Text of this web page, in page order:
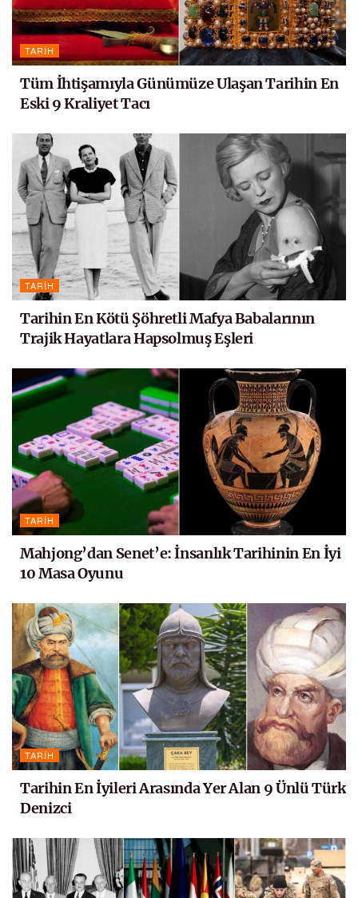
TARIH
Tüm İhtişamıyla Günümüze Ulaşan Tarihin En
Eski 9 Kraliyet Tacı
TARIH
Tarihin En Kötü Şöhretli Mafya Babalarının
Trajik Hayatlara Hapsolmuş Eşleri
TARIH
Mahjong’dan Senet’e: İnsanlık Tarihinin En İyi
10 Masa Oyunu
TARIH
Tarihin En İyileri Arasında Yer Alan 9 Ünlü Türk
Denizci